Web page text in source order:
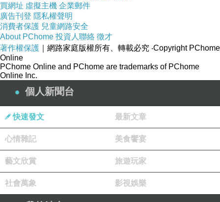
他們家住彰化，我跟他爸爸說未來若有機會，有演出都可以讓
小孩來體驗。
或許是未來的一顆新星也說不定，小孩就是有無限的可能。
買網址 虛擬主機 企業郵件
廣告刊登 隱私權聲明
消費者保護 兒童網路安全
About PChome 投資人聯絡 徵才
著作權保護 ｜網路家庭版權所有、轉載必究 ‧Copyright PChome
Online
PChome Online and PChome are trademarks of PChome
Online Inc.
個人新聞台
快速發文 最新文章
心情雜記 美食饗宴
藝文欣賞 旅遊玩家
社會萬象 影視娛樂